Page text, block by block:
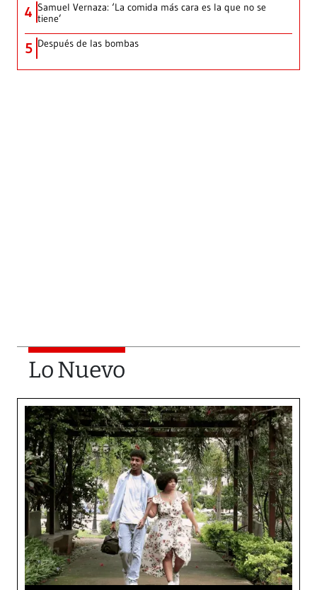
4 Samuel Vernaza: ‘La comida más cara es la que no se
tiene’
5 Después de las bombas
Lo Nuevo